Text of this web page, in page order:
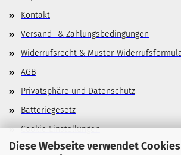
Diese Webseite verwendet
Kontakt
Versand- & Zahlungsbedingungen
Widerrufsrecht & Muster-
AGB
Privatsphäre und Datenschutz
Batteriegesetz
Cookie Einstellungen